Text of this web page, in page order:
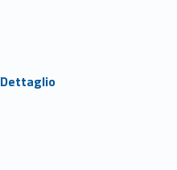
Link identifier #identifier_person_185812-1
Dettaglio